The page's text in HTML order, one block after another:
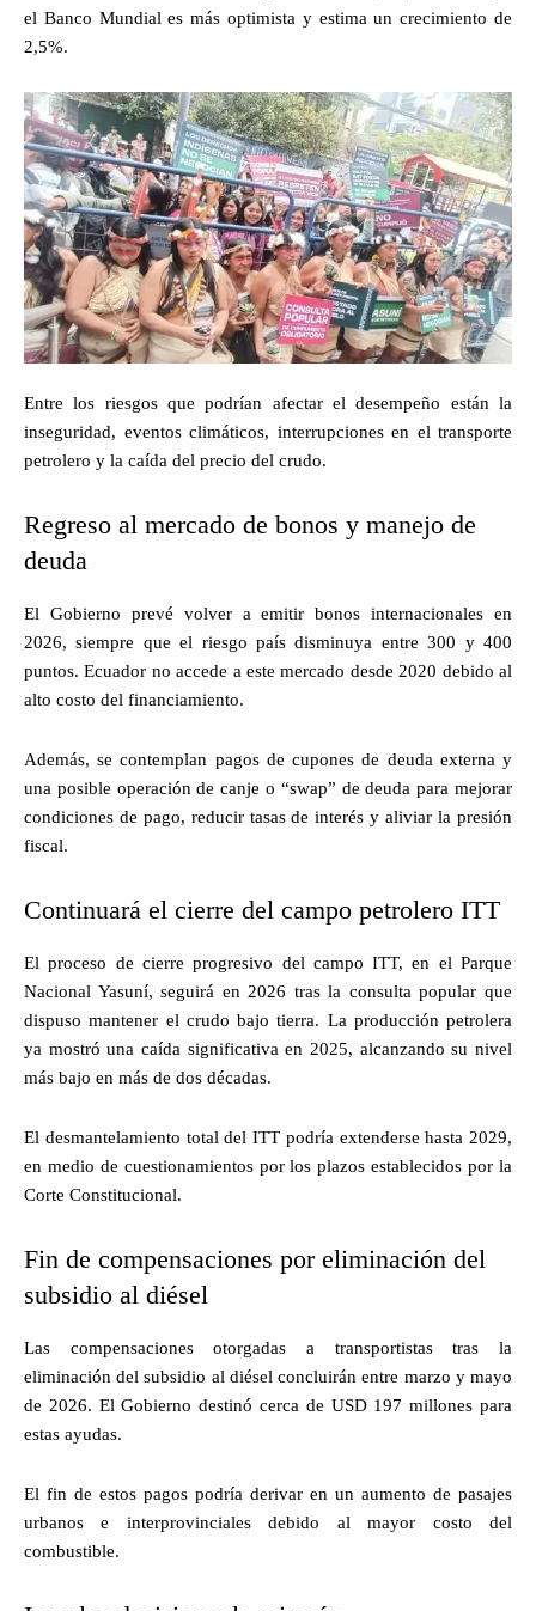
el Banco Mundial es más optimista y estima un crecimiento de
2,5%.
Entre los riesgos que podrían afectar el desempeño están la
inseguridad, eventos climáticos, interrupciones en el transporte
petrolero y la caída del precio del crudo.
Regreso al mercado de bonos y manejo de
deuda
El Gobierno prevé volver a emitir bonos internacionales en
2026, siempre que el riesgo país disminuya entre 300 y 400
puntos. Ecuador no accede a este mercado desde 2020 debido al
alto costo del financiamiento.
Además, se contemplan pagos de cupones de deuda externa y
una posible operación de canje o “swap” de deuda para mejorar
condiciones de pago, reducir tasas de interés y aliviar la presión
fiscal.
Continuará el cierre del campo petrolero ITT
El proceso de cierre progresivo del campo ITT, en el Parque
Nacional Yasuní, seguirá en 2026 tras la consulta popular que
dispuso mantener el crudo bajo tierra. La producción petrolera
ya mostró una caída significativa en 2025, alcanzando su nivel
más bajo en más de dos décadas.
El desmantelamiento total del ITT podría extenderse hasta 2029,
en medio de cuestionamientos por los plazos establecidos por la
Corte Constitucional.
Fin de compensaciones por eliminación del
subsidio al diésel
Las compensaciones otorgadas a transportistas tras la
eliminación del subsidio al diésel concluirán entre marzo y mayo
de 2026. El Gobierno destinó cerca de USD 197 millones para
estas ayudas.
El fin de estos pagos podría derivar en un aumento de pasajes
urbanos e interprovinciales debido al mayor costo del
combustible.